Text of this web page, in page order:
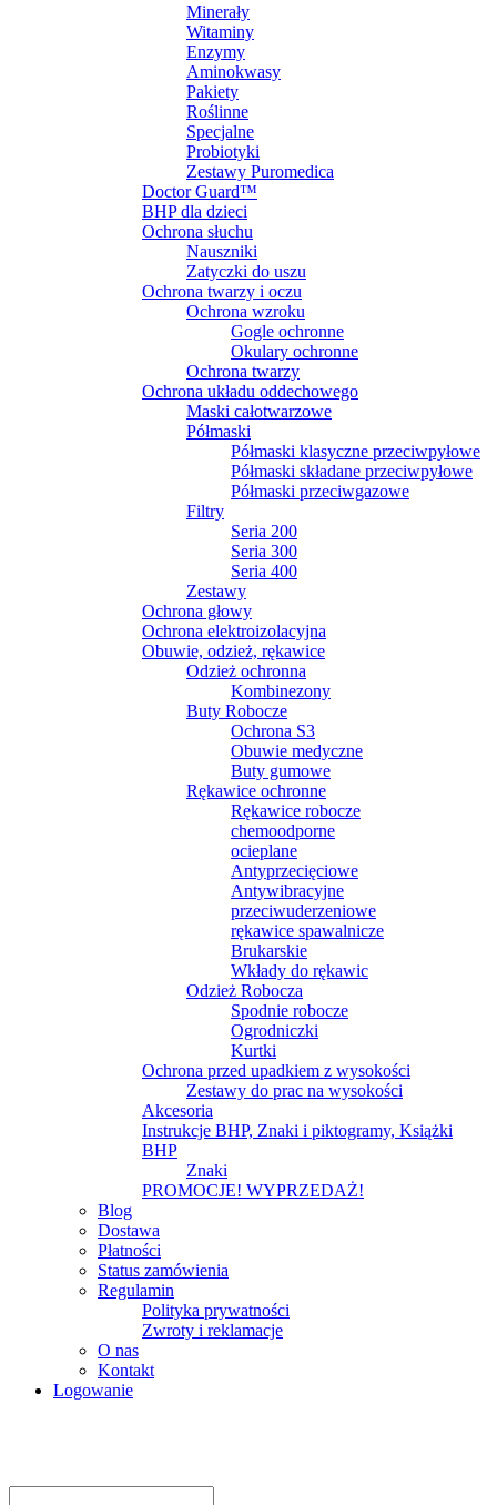
Minerały
Witaminy
Enzymy
Aminokwasy
Pakiety
Roślinne
Specjalne
Probiotyki
Zestawy Puromedica
Doctor Guard™
BHP dla dzieci
Ochrona słuchu
Nauszniki
Zatyczki do uszu
Ochrona twarzy i oczu
Ochrona wzroku
Gogle ochronne
Okulary ochronne
Ochrona twarzy
Ochrona układu oddechowego
Maski całotwarzowe
Półmaski
Półmaski klasyczne przeciwpyłowe
Półmaski składane przeciwpyłowe
Półmaski przeciwgazowe
Filtry
Seria 200
Seria 300
Seria 400
Zestawy
Ochrona głowy
Ochrona elektroizolacyjna
Obuwie, odzież, rękawice
Odzież ochronna
Kombinezony
Buty Robocze
Ochrona S3
Obuwie medyczne
Buty gumowe
Rękawice ochronne
Rękawice robocze
chemoodporne
ocieplane
Antyprzecięciowe
Antywibracyjne
przeciwuderzeniowe
rękawice spawalnicze
Brukarskie
Wkłady do rękawic
Odzież Robocza
Spodnie robocze
Ogrodniczki
Kurtki
Ochrona przed upadkiem z wysokości
Zestawy do prac na wysokości
Akcesoria
Instrukcje BHP, Znaki i piktogramy, Książki
BHP
Znaki
PROMOCJE! WYPRZEDAŻ!
Blog
Dostawa
Płatności
Status zamówienia
Regulamin
Polityka prywatności
Zwroty i reklamacje
O nas
Kontakt
Logowanie